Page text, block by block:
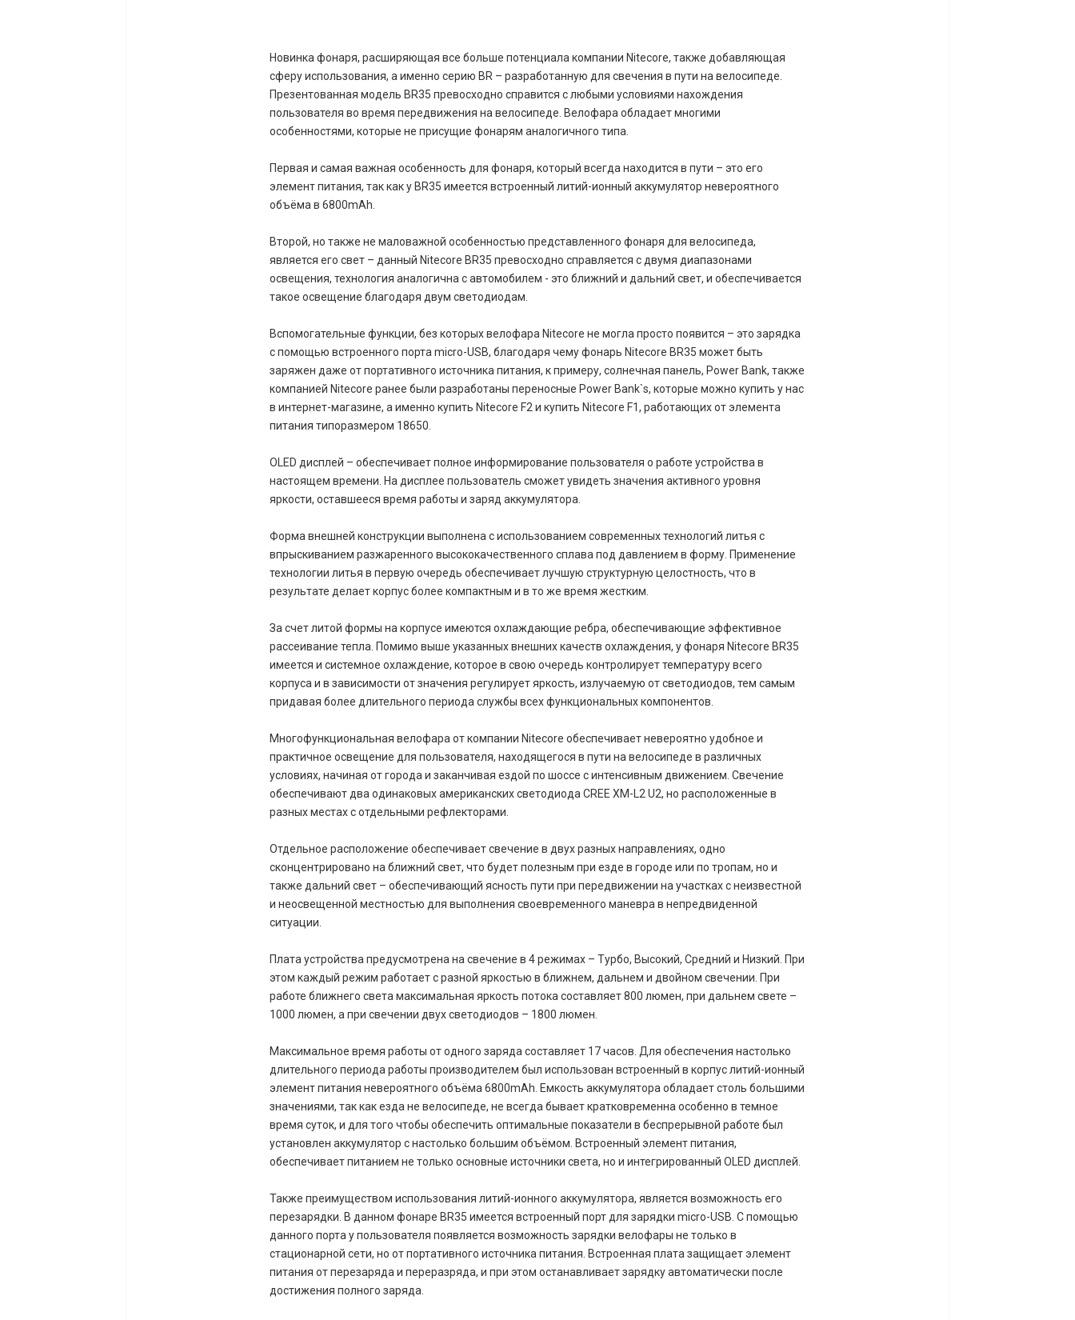
Новинка фонаря, расширяющая все больше потенциала компании Nitecore, также добавляющая
сферу использования, а именно серию BR – разработанную для свечения в пути на велосипеде.
Презентованная модель BR35 превосходно справится с любыми условиями нахождения
пользователя во время передвижения на велосипеде. Велофара обладает многими
особенностями, которые не присущие фонарям аналогичного типа.
Первая и самая важная особенность для фонаря, который всегда находится в пути – это его
элемент питания, так как у BR35 имеется встроенный литий-ионный аккумулятор невероятного
объёма в 6800mAh.
Второй, но также не маловажной особенностью представленного фонаря для велосипеда,
является его свет – данный Nitecore BR35 превосходно справляется с двумя диапазонами
освещения, технология аналогична с автомобилем - это ближний и дальний свет, и обеспечивается
такое освещение благодаря двум светодиодам.
Вспомогательные функции, без которых велофара Nitecore не могла просто появится – это зарядка
с помощью встроенного порта micro-USB, благодаря чему фонарь Nitecore BR35 может быть
заряжен даже от портативного источника питания, к примеру, солнечная панель, Power Bank, также
компанией Nitecore ранее были разработаны переносные Power Bank`s, которые можно купить у нас
в интернет-магазине, а именно купить Nitecore F2 и купить Nitecore F1, работающих от элемента
питания типоразмером 18650.
OLED дисплей – обеспечивает полное информирование пользователя о работе устройства в
настоящем времени. На дисплее пользователь сможет увидеть значения активного уровня
яркости, оставшееся время работы и заряд аккумулятора.
Форма внешней конструкции выполнена с использованием современных технологий литья с
впрыскиванием разжаренного высококачественного сплава под давлением в форму. Применение
технологии литья в первую очередь обеспечивает лучшую структурную целостность, что в
результате делает корпус более компактным и в то же время жестким.
За счет литой формы на корпусе имеются охлаждающие ребра, обеспечивающие эффективное
рассеивание тепла. Помимо выше указанных внешних качеств охлаждения, у фонаря Nitecore BR35
имеется и системное охлаждение, которое в свою очередь контролирует температуру всего
корпуса и в зависимости от значения регулирует яркость, излучаемую от светодиодов, тем самым
придавая более длительного периода службы всех функциональных компонентов.
Многофункциональная велофара от компании Nitecore обеспечивает невероятно удобное и
практичное освещение для пользователя, находящегося в пути на велосипеде в различных
условиях, начиная от города и заканчивая ездой по шоссе с интенсивным движением. Свечение
обеспечивают два одинаковых американских светодиода CREE XM-L2 U2, но расположенные в
разных местах с отдельными рефлекторами.
Отдельное расположение обеспечивает свечение в двух разных направлениях, одно
сконцентрировано на ближний свет, что будет полезным при езде в городе или по тропам, но и
также дальний свет – обеспечивающий ясность пути при передвижении на участках с неизвестной
и неосвещенной местностью для выполнения своевременного маневра в непредвиденной
ситуации.
Плата устройства предусмотрена на свечение в 4 режимах – Турбо, Высокий, Средний и Низкий. При
этом каждый режим работает с разной яркостью в ближнем, дальнем и двойном свечении. При
работе ближнего света максимальная яркость потока составляет 800 люмен, при дальнем свете –
1000 люмен, а при свечении двух светодиодов – 1800 люмен.
Максимальное время работы от одного заряда составляет 17 часов. Для обеспечения настолько
длительного периода работы производителем был использован встроенный в корпус литий-ионный
элемент питания невероятного объёма 6800mAh. Емкость аккумулятора обладает столь большими
значениями, так как езда не велосипеде, не всегда бывает кратковременна особенно в темное
время суток, и для того чтобы обеспечить оптимальные показатели в беспрерывной работе был
установлен аккумулятор с настолько большим объёмом. Встроенный элемент питания,
обеспечивает питанием не только основные источники света, но и интегрированный OLED дисплей.
Также преимуществом использования литий-ионного аккумулятора, является возможность его
перезарядки. В данном фонаре BR35 имеется встроенный порт для зарядки micro-USB. С помощью
данного порта у пользователя появляется возможность зарядки велофары не только в
стационарной сети, но от портативного источника питания. Встроенная плата защищает элемент
питания от перезаряда и переразряда, и при этом останавливает зарядку автоматически после
достижения полного заряда.